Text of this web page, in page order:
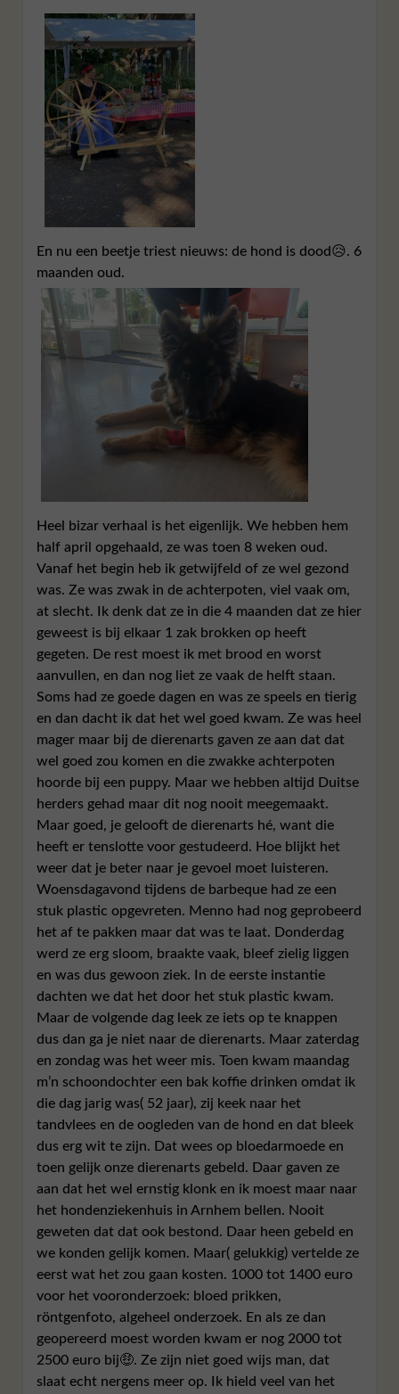
En nu een beetje triest nieuws: de hond is dood😥. 6
maanden oud.
Heel bizar verhaal is het eigenlijk. We hebben hem
half april opgehaald, ze was toen 8 weken oud.
Vanaf het begin heb ik getwijfeld of ze wel gezond
was. Ze was zwak in de achterpoten, viel vaak om,
at slecht. Ik denk dat ze in die 4 maanden dat ze hier
geweest is bij elkaar 1 zak brokken op heeft
gegeten. De rest moest ik met brood en worst
aanvullen, en dan nog liet ze vaak de helft staan.
Soms had ze goede dagen en was ze speels en tierig
en dan dacht ik dat het wel goed kwam. Ze was heel
mager maar bij de dierenarts gaven ze aan dat dat
wel goed zou komen en die zwakke achterpoten
hoorde bij een puppy. Maar we hebben altijd Duitse
herders gehad maar dit nog nooit meegemaakt.
Maar goed, je gelooft de dierenarts hé, want die
heeft er tenslotte voor gestudeerd. Hoe blijkt het
weer dat je beter naar je gevoel moet luisteren.
Woensdagavond tijdens de barbeque had ze een
stuk plastic opgevreten. Menno had nog geprobeerd
het af te pakken maar dat was te laat. Donderdag
werd ze erg sloom, braakte vaak, bleef zielig liggen
en was dus gewoon ziek. In de eerste instantie
dachten we dat het door het stuk plastic kwam.
Maar de volgende dag leek ze iets op te knappen
dus dan ga je niet naar de dierenarts. Maar zaterdag
en zondag was het weer mis. Toen kwam maandag
m’n schoondochter een bak koffie drinken omdat ik
die dag jarig was( 52 jaar), zij keek naar het
tandvlees en de oogleden van de hond en dat bleek
dus erg wit te zijn. Dat wees op bloedarmoede en
toen gelijk onze dierenarts gebeld. Daar gaven ze
aan dat het wel ernstig klonk en ik moest maar naar
het hondenziekenhuis in Arnhem bellen. Nooit
geweten dat dat ook bestond. Daar heen gebeld en
we konden gelijk komen. Maar( gelukkig) vertelde ze
eerst wat het zou gaan kosten. 1000 tot 1400 euro
voor het vooronderzoek: bloed prikken,
röntgenfoto, algeheel onderzoek. En als ze dan
geopereerd moest worden kwam er nog 2000 tot
2500 euro bij🤑. Ze zijn niet goed wijs man, dat
slaat echt nergens meer op. Ik hield veel van het